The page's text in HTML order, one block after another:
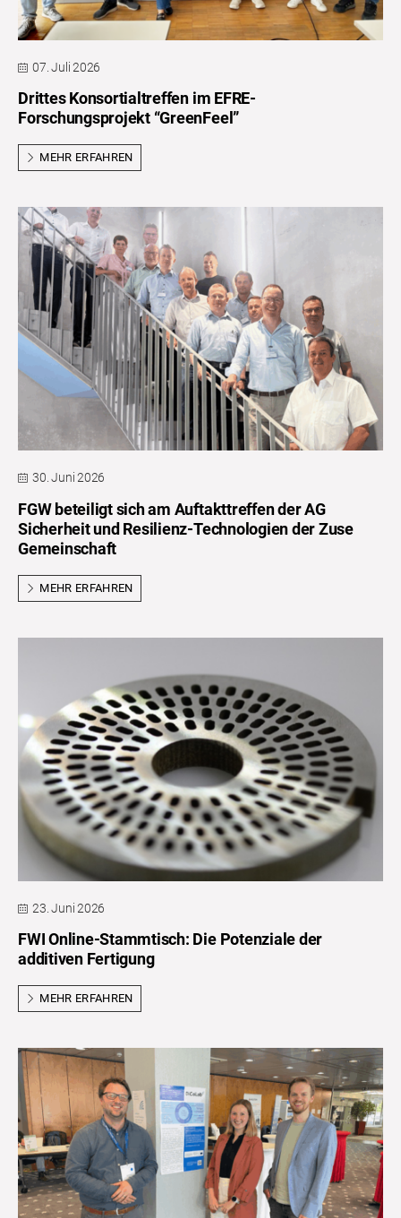
07. Juli 2026
Drittes Konsortialtreffen im EFRE-
Forschungsprojekt “GreenFeel”
MEHR ERFAHREN
30. Juni 2026
FGW beteiligt sich am Auftakttreffen der AG
Sicherheit und Resilienz-Technologien der Zuse
Gemeinschaft
MEHR ERFAHREN
23. Juni 2026
FWI Online-Stammtisch: Die Potenziale der
additiven Fertigung
MEHR ERFAHREN